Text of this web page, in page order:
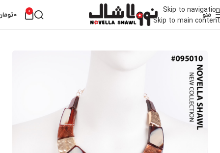
Skip to navigation
Skip to main content
منو 0
0
خانه اکسسوری گردنبند